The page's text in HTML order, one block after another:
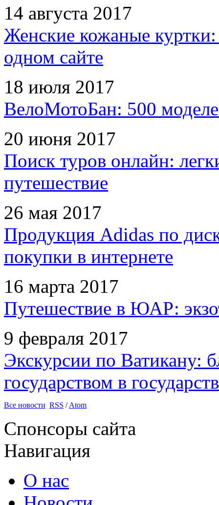
14 августа 2017
Женские кожаные
одном сайте
18 июля 2017
ВелоМотоБан: 500
20 июня 2017
Поиск туров онлайн:
путешествие
26 мая 2017
Продукция Adidas по
покупки в интернете
16 марта 2017
Путешествие в ЮАР:
9 февраля 2017
Экскурсии по Ватикану:
государством в
Все новости RSS /Atom
Спонсоры сайта
Навигация
О нас